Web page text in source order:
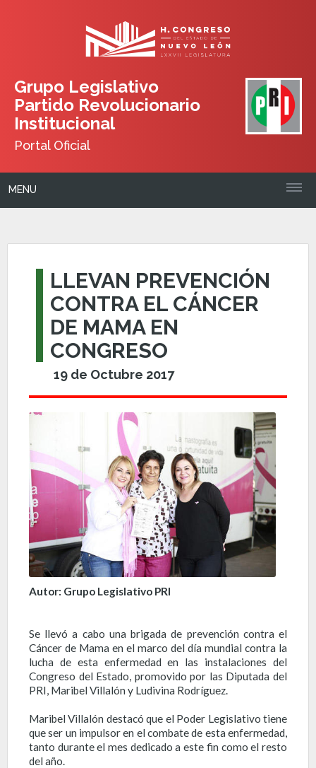
Grupo Legislativo
Partido Revolucionario
Institucional
Portal Oficial
MENU
​LLEVAN PREVENCIÓN
CONTRA EL CÁNCER
DE MAMA EN
CONGRESO
19 de Octubre 2017
Autor: Grupo Legislativo PRI
Se llevó a cabo una brigada de prevención contra el
Cáncer de Mama en el marco del día mundial contra la
lucha de esta enfermedad en las instalaciones del
Congreso del Estado, promovido por las Diputada del
PRI, Maribel Villalón y Ludivina Rodríguez.
Maribel Villalón destacó que el Poder Legislativo tiene
que ser un impulsor en el combate de esta enfermedad,
tanto durante el mes dedicado a este fin como el resto
del año.